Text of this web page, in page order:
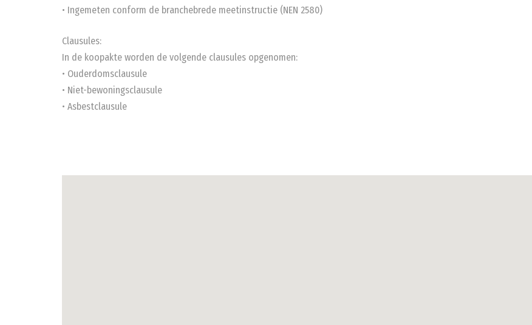
• Ingemeten conform de branchebrede meetinstructie (NEN 2580)
Clausules:
In de koopakte worden de volgende clausules opgenomen:
• Ouderdomsclausule
• Niet-bewoningsclausule
• Asbestclausule